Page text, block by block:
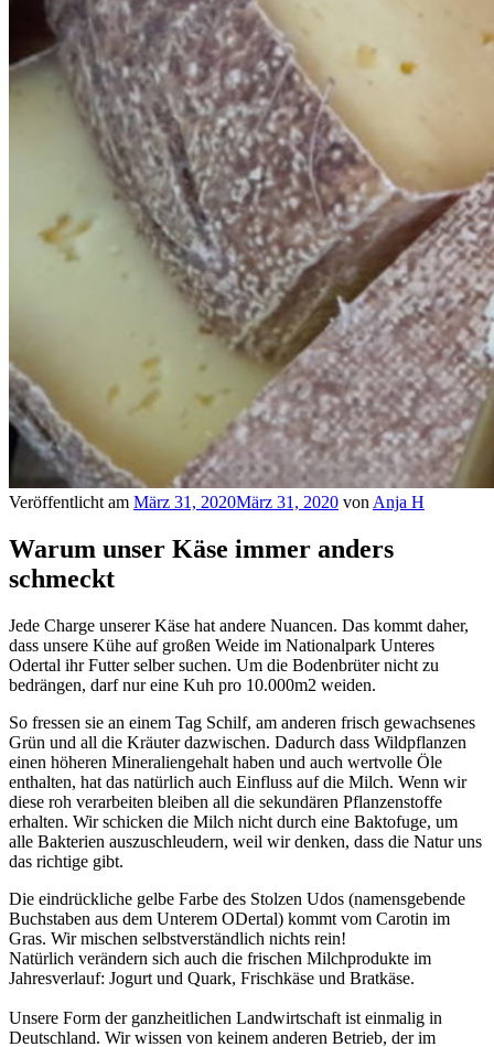
Veröffentlicht am März 31, 2020März 31, 2020 von Anja H
Warum unser Käse immer anders
schmeckt
Jede Charge unserer Käse hat andere Nuancen. Das kommt daher,
dass unsere Kühe auf großen Weide im Nationalpark Unteres
Odertal ihr Futter selber suchen. Um die Bodenbrüter nicht zu
bedrängen, darf nur eine Kuh pro 10.000m2 weiden.
So fressen sie an einem Tag Schilf, am anderen frisch gewachsenes
Grün und all die Kräuter dazwischen. Dadurch dass Wildpflanzen
einen höheren Mineraliengehalt haben und auch wertvolle Öle
enthalten, hat das natürlich auch Einfluss auf die Milch. Wenn wir
diese roh verarbeiten bleiben all die sekundären Pflanzenstoffe
erhalten. Wir schicken die Milch nicht durch eine Baktofuge, um
alle Bakterien auszuschleudern, weil wir denken, dass die Natur uns
das richtige gibt.
Die eindrückliche gelbe Farbe des Stolzen Udos (namensgebende
Buchstaben aus dem Unterem ODertal) kommt vom Carotin im
Gras. Wir mischen selbstverständlich nichts rein!
Natürlich verändern sich auch die frischen Milchprodukte im
Jahresverlauf: Jogurt und Quark, Frischkäse und Bratkäse.
Unsere Form der ganzheitlichen Landwirtschaft ist einmalig in
Deutschland. Wir wissen von keinem anderen Betrieb, der im